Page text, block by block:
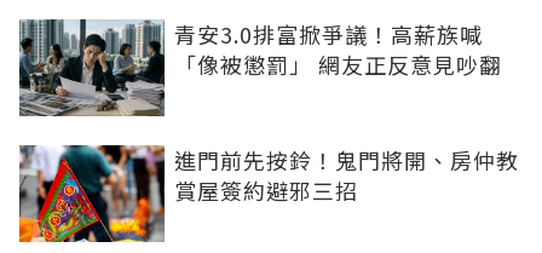
青安3.0排富掀爭議！高薪族喊
「像被懲罰」 網友正反意見吵翻
進門前先按鈴！鬼門將開、房仲教
賞屋簽約避邪三招